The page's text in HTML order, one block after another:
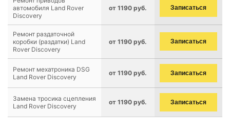
автомобиля Land Rover
Discovery
от 1190 руб. Записаться
Ремонт раздаточной
коробки (раздатки) Land
Rover Discovery
от 1190 руб. Записаться
Ремонт мехатроника DSG
Land Rover Discovery
от 1190 руб. Записаться
Замена тросика сцепления
Land Rover Discovery
от 1190 руб. Записаться